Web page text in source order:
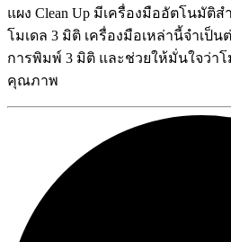
แผง Clean Up มีเครื่องมืออัตโนมัติ
โมเดล 3 มิติ เครื่องมือเหล่านี้จำเป็
การพิมพ์ 3 มิติ และช่วยให้มั่นใจว่า
คุณภาพ